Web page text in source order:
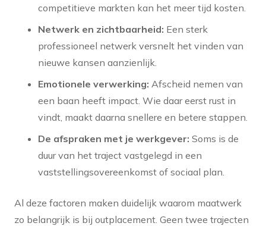
competitieve markten kan het meer tijd kosten.
Netwerk en zichtbaarheid: Een sterk
professioneel netwerk versnelt het vinden van
nieuwe kansen aanzienlijk.
Emotionele verwerking: Afscheid nemen van
een baan heeft impact. Wie daar eerst rust in
vindt, maakt daarna snellere en betere stappen.
De afspraken met je werkgever: Soms is de
duur van het traject vastgelegd in een
vaststellingsovereenkomst of sociaal plan.
Al deze factoren maken duidelijk waarom maatwerk
zo belangrijk is bij outplacement. Geen twee trajecten